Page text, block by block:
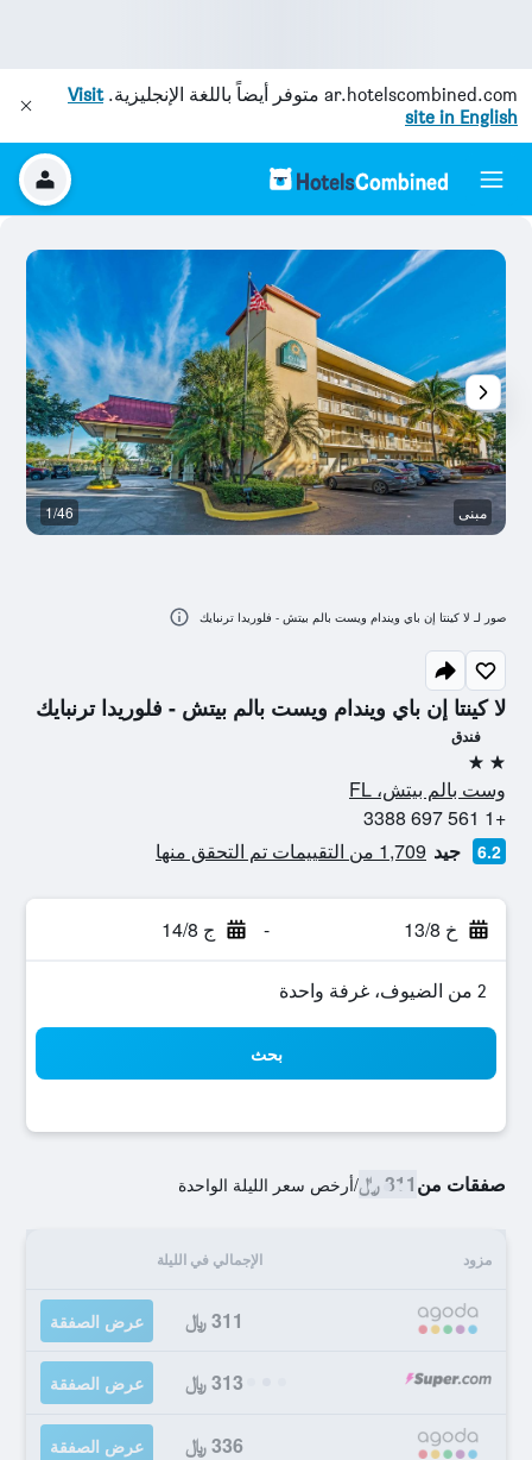
ar.hotelscombined.com متوفر أيضاً باللغة الإنجليزية.Visit
site in English
لا كينتا إن باي ويندام ويست بالم بيتش - فلوريدا ترنبايك
فندق
2 نجمتين
وست بالم بيتش، FL
+1 561 697 3388
6.2 جيد 1,709 من التقييمات تم التحقق منها
خ 13/8 - ج 14/8
2 من الضيوف، غرفة واحدة
بحث
صفقات من311 ﷼ /أرخص سعر الليلة الواحدة
مزود الإجمالي في الليلة
311 ﷼ عرض الصفقة
313 ﷼ عرض الصفقة
336 ﷼ عرض الصفقة
مبنى 1/46
صور لـ لا كينتا إن باي ويندام ويست بالم بيتش - فلوريدا ترنبايك